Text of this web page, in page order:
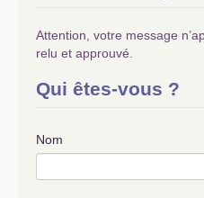
Attention, votre message
relu et approuvé.
Qui êtes-vous ?
Nom